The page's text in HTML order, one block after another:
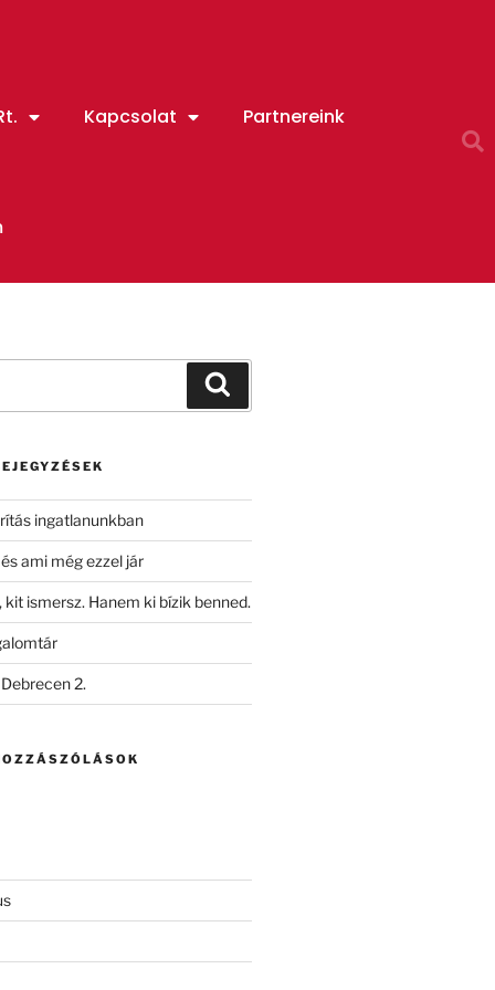
Kapcsolat Partnereink
ingatlanunkban
ami még ezzel jár
kit ismersz. Hanem ki bízik benned.
2.